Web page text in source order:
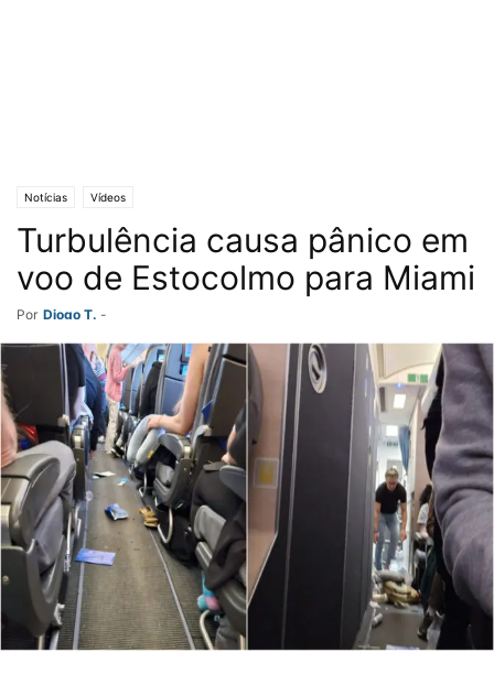
Notícias Vídeos
Turbulência causa pânico em
voo de Estocolmo para Miami
Por Diogo T. -